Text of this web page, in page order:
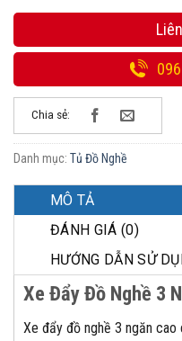
Chia sẻ:
Danh mục: Tủ Đồ Nghề
MÔ TẢ
ĐÁNH GIÁ (0)
HƯỚNG DẪN SỬ
Xe Đẩy Đồ Nghề 3
Xe đẩy đồ nghề 3 ngăn